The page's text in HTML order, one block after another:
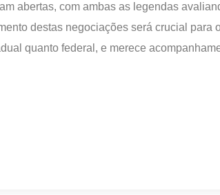
abertas, com ambas as legendas
destas negociações será crucial para
quanto federal, e merece